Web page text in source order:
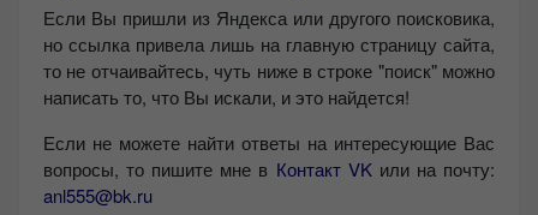
Если Вы пришли из Яндекса или другого поисковика,
но ссылка привела лишь на главную страницу сайта,
то не отчаивайтесь, чуть ниже в строке "поиск" можно
написать то, что Вы искали, и это найдется!
Если не можете найти ответы на интересующие Вас
вопросы, то пишите мне в Контакт VKили на почту:
anl555@bk.ru